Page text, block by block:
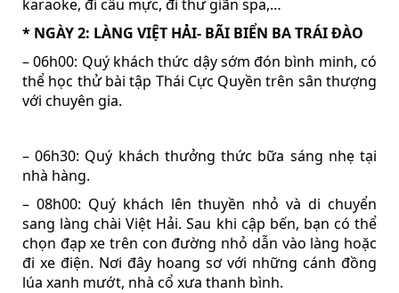
karaoke, đi câu mực, đi thư giãn spa,…
* NGÀY 2: LÀNG VIỆT HẢI- BÃI BIỂN BA TRÁI ĐÀO
– 06h00: Quý khách thức dậy sớm đón bình minh, có
thể học thử bài tập Thái Cực Quyền trên sân thượng
với chuyên gia.
– 06h30: Quý khách thưởng thức bữa sáng nhẹ tại
nhà hàng.
– 08h00: Quý khách lên thuyền nhỏ và di chuyển
sang làng chài Việt Hải. Sau khi cập bến, bạn có thể
chọn đạp xe trên con đường nhỏ dẫn vào làng hoặc
đi xe điện. Nơi đây hoang sơ với những cánh đồng
lúa xanh mướt, nhà cổ xưa thanh bình.